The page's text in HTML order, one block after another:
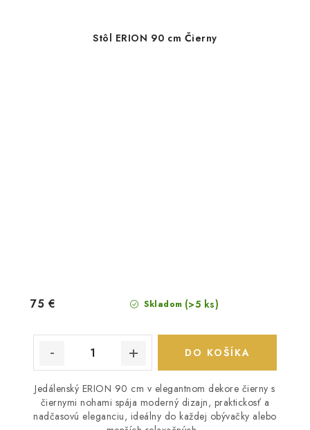
Stôl ERION 90 cm Čierny
Skladom (>5 ks)
75 €
DO KOŠÍKA
Jedálenský ERION 90 cm v elegantnom dekore čierny s
čiernymi nohami spája moderný dizajn, praktickosť a
nadčasovú eleganciu, ideálny do každej obývačky alebo